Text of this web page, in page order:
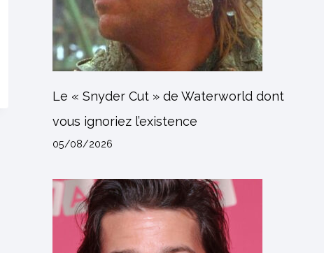
Le « Snyder Cut » de Waterworld dont
vous ignoriez l’existence
05/08/2026